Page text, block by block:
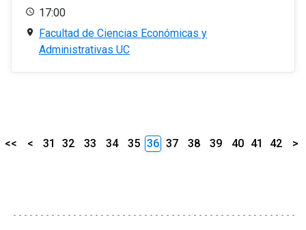
17:00
Facultad de Ciencias Económicas y
Administrativas UC
<< < 31 32 33 34 35 36 37 38 39 40 41 42 >